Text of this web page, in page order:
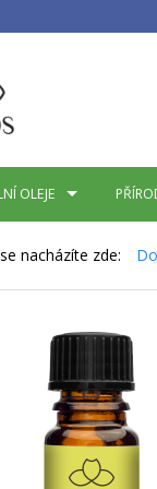
OLEJE
nacházíte zde: